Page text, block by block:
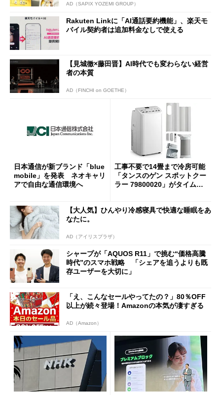
AD（SAPIX YOZEMI GROUP）
Rakuten Linkに「AI通話要約機能」、楽天モ
バイル契約者は追加料金なしで使える
【見城徹×藤田晋】AI時代でも変わらない経営
者の本質
AD（FINCHI on GOETHE）
日本通信が新ブランド「blue
mobile」を発表 ネオキャリ
アで自由な通信環境へ
工事不要で14畳まで冷房可能
「タンスのゲン スポットクー
ラー 79800020」がタイムセ
【大人気】ひんやり冷感寝具で快適な睡眠をあ
なたに。
AD（アイリスプラザ）
シャープが「AQUOS R11」で挑む“価格高騰
時代”のスマホ戦略 「シェアを追うよりも既
存ユーザーを大切に」
「え、こんなセールやってたの？」80％OFF
以上が続々登場！Amazonの本気が凄すぎる
AD（Amazon）